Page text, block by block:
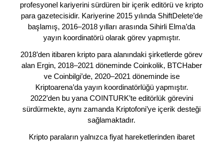
profesyonel kariyerini sürdüren bir içerik editörü ve kripto
para gazetecisidir. Kariyerine 2015 yılında ShiftDelete’de
başlamış, 2016–2018 yılları arasında Sihirli Elma’da
yayın koordinatörü olarak görev yapmıştır.
2018’den itibaren kripto para alanındaki şirketlerde görev
alan Ergin, 2018–2021 döneminde Coinkolik, BTCHaber
ve Coinbilgi’de, 2020–2021 döneminde ise
Kriptoarena’da yayın koordinatörlüğü yapmıştır.
2022’den bu yana COINTURK’te editörlük görevini
sürdürmekte, aynı zamanda Kriptofoni’ye içerik desteği
sağlamaktadır.
Kripto paraların yalnızca fiyat hareketlerinden ibaret